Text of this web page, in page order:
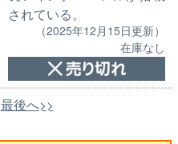
最後へ>>
されている。
（2025年12月15日更新）
在庫なし